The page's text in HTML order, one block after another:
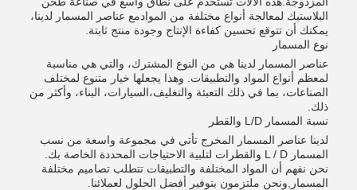
البلاستيك لمعالجة أنواع مختلفة من الموادمع عناصر المسمار لدينا،
يمكنك أن تتوقع تحسين كفاءة الإنتاج وجودة منتج ثابتة.
نوع المسمار
عناصر المسمار لدينا هي من النوع المشترك، والتي هي مناسبة
لمعظم أنواع المواد والتطبيقات. وهذا يجعلها خيار متنوع لمختلف
الصناعات، بما في ذلك التعبئة والتغليف،السيارات، البناء، وأكثر من
ذلك.
نسبة المسمار L/D والقطر
لدينا عناصر المسمار المخرج تأتي في مجموعة واسعة من نسب
المسمار L / D والقطرات لتلبية الاحتياجات المحددة الخاصة بك.
نحن نفهم أن المواد المختلفة والتطبيقات تتطلب تصاميم مختلفة
المسمار,ونحن ملتزمون بتوفير أفضل الحلول لعملائنا.